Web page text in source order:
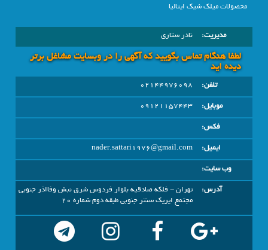
محصولات میلک شیک ایتالیا
مدیریت: نادر ستاری
لطفا هنگام تماس بگویید که آگهی را در وبسايت مشاغل برتر
دیده اید
تلفن:
02144976098
موبایل:
09121157443
فکس:
ایمیل:
nader.sattari1976@gmail.com
وب سایت:
آدرس:
تهران - فلکه صادقیه بلوار فردوس شرق نبش وفااذر جنوبی
مجتمع ایریک سنتر جنوبی طبقه دوم شماره 20